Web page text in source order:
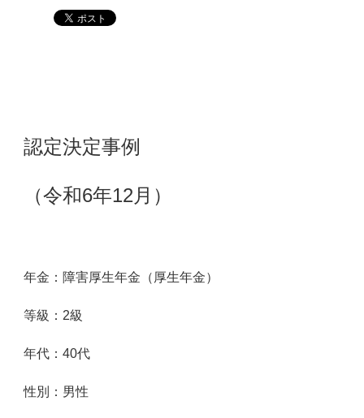
認定決定事例
（令和6年12月）
年金：障害厚生年金（厚生年金）
等級：2級
年代：40代
性別：男性